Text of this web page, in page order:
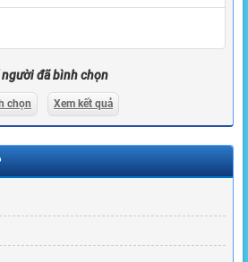
người đã bình chọn
chọn Xem kết quả